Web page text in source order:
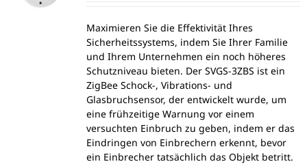
Maximieren Sie die Effektivität Ihres
Sicherheitssystems, indem Sie Ihrer Familie
und Ihrem Unternehmen ein noch höheres
Schutzniveau bieten. Der SVGS-3ZBS ist ein
ZigBee Schock-, Vibrations- und
Glasbruchsensor, der entwickelt wurde, um
eine frühzeitige Warnung vor einem
versuchten Einbruch zu geben, indem er das
Eindringen von Einbrechern erkennt, bevor
ein Einbrecher tatsächlich das Objekt betritt.